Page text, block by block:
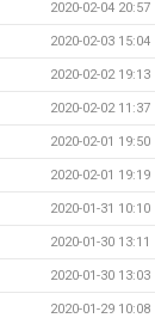
2020-02-04 20:57
2020-02-03 15:04
2020-02-02 19:13
2020-02-02 11:37
2020-02-01 19:50
2020-02-01 19:19
2020-01-31 10:10
2020-01-30 13:11
2020-01-30 13:03
2020-01-29 10:08